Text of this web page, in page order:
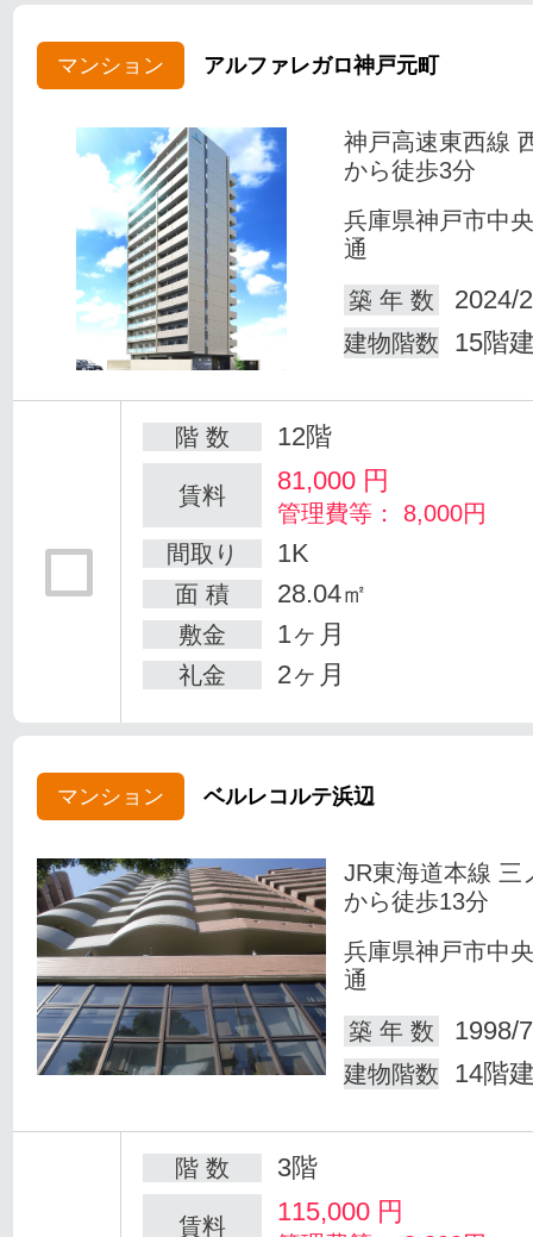
マンション アルファレガロ神戸元町
神戸高速東西線
から徒歩3分
兵庫県神戸市中
通
築 年 数
2024/
建物階数 15階
階 数 12階
賃料 81,000 円
管理費等： 8,000円
間取り
1K
面 積 28.04㎡
敷金 1ヶ月
礼金 2ヶ月
マンション ベルレコルテ浜辺
JR東海道本線 三
から徒歩13分
兵庫県神戸市中
通
築 年 数
1998/
建物階数 14階
階 数 3階
賃料 115,000 円